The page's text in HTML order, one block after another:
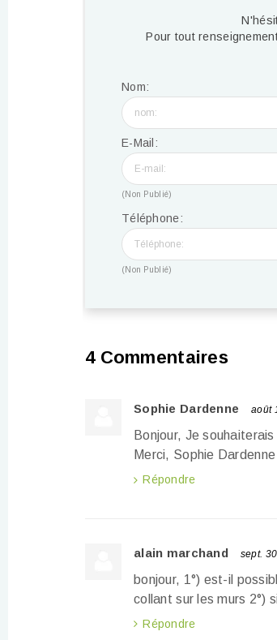
Pour tout
Nom:
E-Mail:
(Non Publié)
Téléphone:
(Non Publié)
4 Commentaires
Sophie Dardenne août
Bonjour, Je
Merci, Sophie Dardenne
Répondre
alain marchand sept.
bonjour, 1°) est-il
collant sur les murs 2°)
Répondre